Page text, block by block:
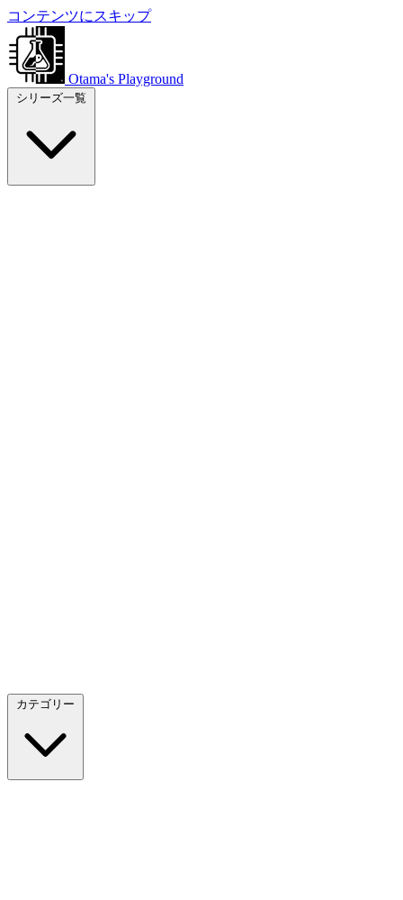
コンテンツにスキップ
Otama's Playground